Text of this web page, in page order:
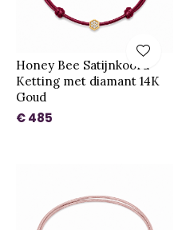
Honey Bee Satijnkoord
Ketting met diamant 14K
Goud
€ 485